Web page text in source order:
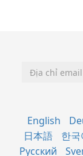
English
日本語
한국
Русский